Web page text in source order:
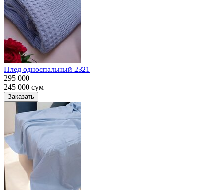
Плед односпальный 2321
295 000
245 000 сум
Заказать